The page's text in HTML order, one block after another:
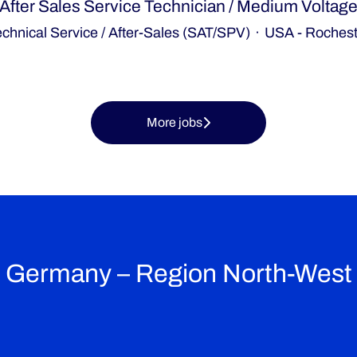
After Sales Service Technician / Medium Voltage
Service / After-Sales (SAT/SPV) · USA -
More jobs
Germany – Region North-West